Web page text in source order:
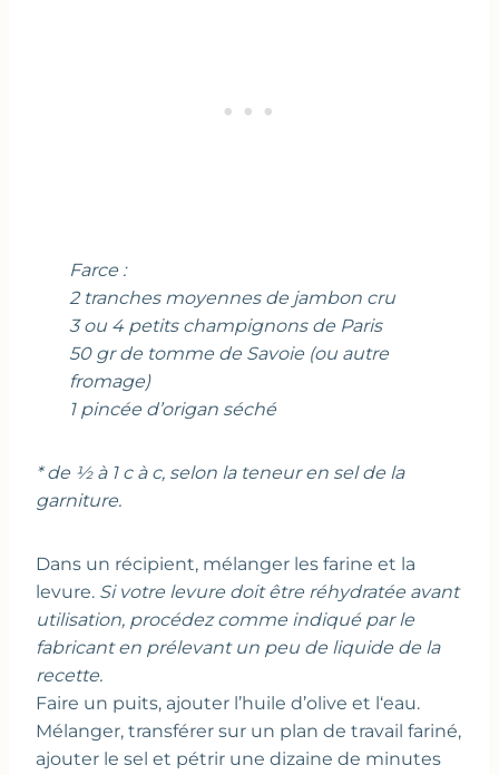
Farce :
2 tranches moyennes de jambon cru
3 ou 4 petits champignons de Paris
50 gr de tomme de Savoie (ou autre
fromage)
1 pincée d’origan séché
* de ½ à 1 c à c, selon la teneur en sel de la
garniture.
Dans un récipient, mélanger les farine et la
levure. Si votre levure doit être réhydratée avant
utilisation, procédez comme indiqué par le
fabricant en prélevant un peu de liquide de la
recette.
Faire un puits, ajouter l’huile d’olive et l‘eau.
Mélanger, transférer sur un plan de travail fariné,
ajouter le sel et pétrir une dizaine de minutes